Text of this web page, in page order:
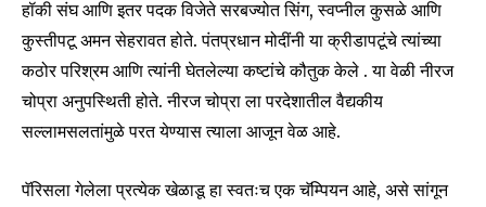
हॉकी संघ आणि इतर पदक विजेते सरबज्योत सिंग, स्वप्नील कुसळे आणि
कुस्तीपटू अमन सेहरावत होते. पंतप्रधान मोदींनी या क्रीडापटूंचे त्यांच्या
कठोर परिश्रम आणि त्यांनी घेतलेल्या कष्टांचे कौतुक केले . या वेळी नीरज
चोप्रा अनुपस्थिती होते. नीरज चोप्रा ला परदेशातील वैद्यकीय
सल्लामसलतांमुळे परत येण्यास त्याला आजून वेळ आहे.
पॅरिसला गेलेला प्रत्येक खेळाडू हा स्वतःच एक चॅम्पियन आहे, असे सांगून